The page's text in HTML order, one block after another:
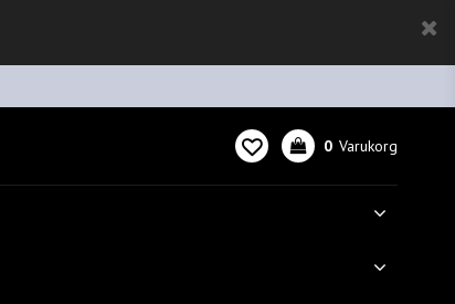
0 Varukorg